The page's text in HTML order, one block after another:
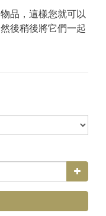
品，這樣您就可以
後稍後將它們一起